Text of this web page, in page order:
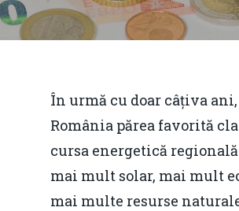
În urmă cu doar câțiva ani,
România părea favorită
cursa energetică
mai mult solar, mai mult
mai multe resurse